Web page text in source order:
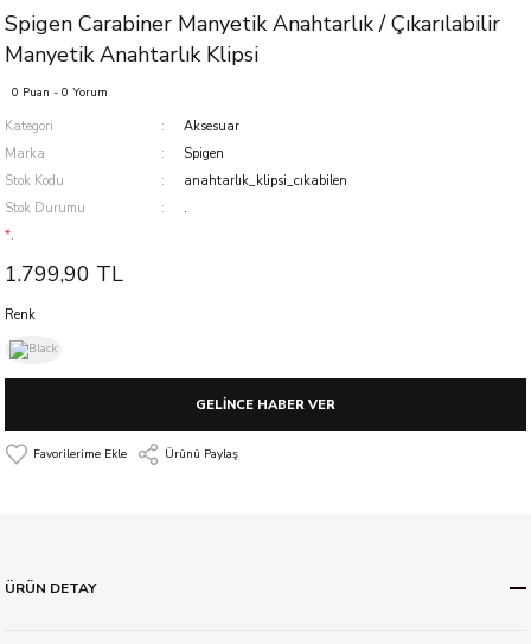
Spigen Carabiner Manyetik Anahtarlık / Çıkarılabilir
Manyetik Anahtarlık Klipsi
0 Puan - 0 Yorum
Kategori
Aksesuar
Marka
Spigen
Stok Kodu
anahtarlık_klipsi_cıkabilen
Stok Durumu
.
*.
1.799,90 TL
Renk
GELİNCE HABER VER
Ürünü Paylaş
ÜRÜN DETAY